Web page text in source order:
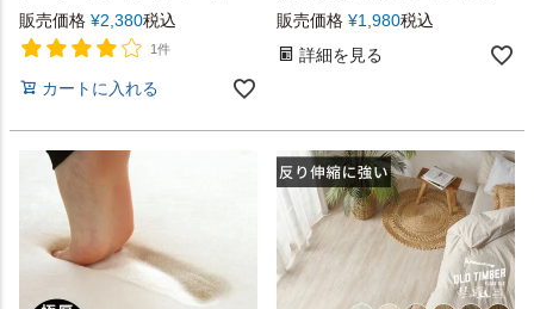
販売価格 ¥2,380税込
1件
カートに入れる
販売価格 ¥1,980税込
詳細を見る